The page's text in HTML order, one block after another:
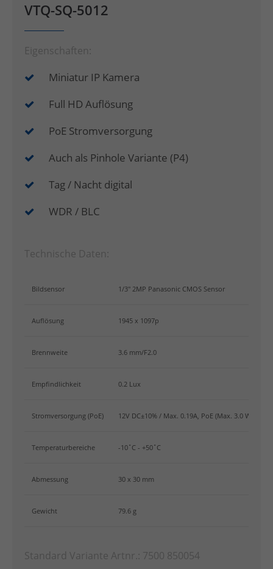
VTQ-SQ-5012
Eigenschaften:
Miniatur IP Kamera
Full HD Auflösung
PoE Stromversorgung
Auch als Pinhole Variante (P4)
Tag / Nacht digital
WDR / BLC
Technische Daten:
Bildsensor 1/3" 2MP Panasonic CMOS Sensor
Auflösung 1945 x 1097p
Brennweite 3.6 mm/F2.0
Empfindlichkeit 0.2 Lux
Stromversorgung (PoE) 12V DC±10% / Max. 0.19A, PoE (Max. 3.0 W)
Temperaturbereiche -10˚C - +50˚C
Abmessung 30 x 30 mm
Gewicht 79.6 g
Standard Variante Artnr.: 7500 850054